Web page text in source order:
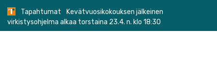
Skip
content
Tapahtumat
Kevätvuosikokouksen jälkeinen
virkistysohjelma alkaa torstaina 23.4. n. klo 18:30